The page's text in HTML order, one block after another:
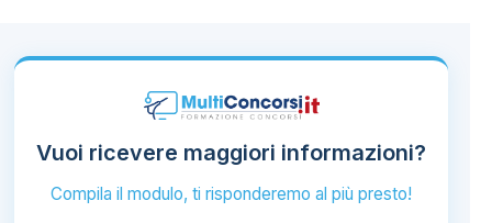
Vuoi ricevere maggiori informazioni?
Compila il modulo, ti risponderemo al più presto!